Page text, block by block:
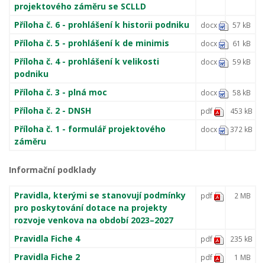
projektového záměru se SCLLD
Příloha č. 6 - prohlášení k historii podniku docx 57 kB
Příloha č. 5 - prohlášení k de minimis docx 61 kB
Příloha č. 4 - prohlášení k velikosti
podniku
docx 59 kB
Příloha č. 3 - plná moc docx 58 kB
Příloha č. 2 - DNSH pdf 453 kB
Příloha č. 1 - formulář projektového
záměru
docx 372 kB
Informační podklady
Pravidla, kterými se stanovují podmínky
pro poskytování dotace na projekty
rozvoje venkova na období 2023–2027
pdf 2 MB
Pravidla Fiche 4 pdf 235 kB
Pravidla Fiche 2 pdf 1 MB